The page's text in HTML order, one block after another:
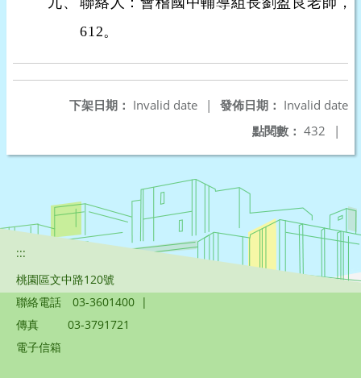
612。
發佈日期： Invalid date
下架日期： Invalid date
|
點閱數： 432 |
:::
桃園區文中路120號
聯絡電話
03-3601400 |
傳真
03-3791721
電子信箱